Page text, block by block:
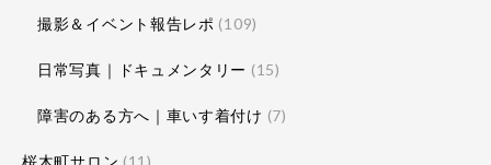
撮影＆イベント報告レポ (109)
日常写真｜ドキュメンタリー (15)
障害のある方へ｜車いす着付け (7)
桜木町サロン (11)